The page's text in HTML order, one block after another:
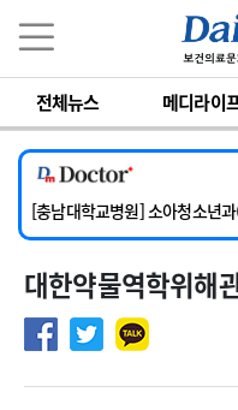
전체뉴스 메디라이
[서울아산병원] 2026년 하반기
[영남대학교의료원] 마취통증
[충남대학교병원] 소아청소년
[동부병원] 계약직(응급의학과
[이대목동병원] 하반기 전공의(
[서울아산병원] 2026년 하반기
[영남대학교의료원] 마취통증의
대한약물역학위해